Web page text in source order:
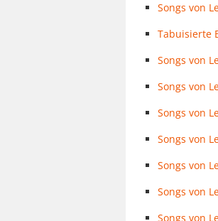
Songs von
Tabuisierte
Songs von
Songs von
Songs von
Songs von
Songs von
Songs von
Songs von